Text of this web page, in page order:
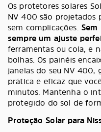
Os protetores solares
NV 400 são projetados
sem complicações. Sem
sempre um ajuste
ferramentas ou cola, e
bolhas. Os painéis
janelas do seu NV 400,
prática e eficaz que
minutos. Mantenha o
protegido do sol de
Proteção Solar para